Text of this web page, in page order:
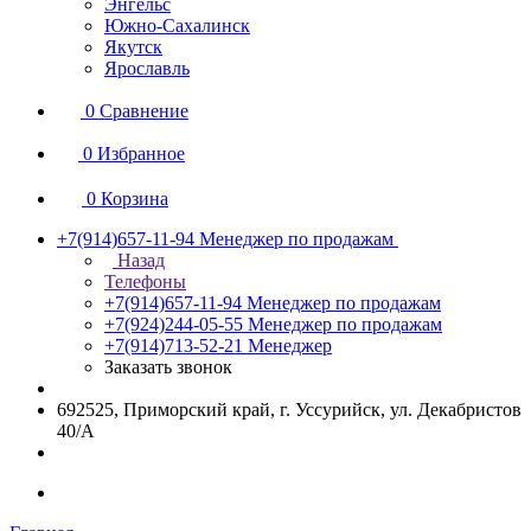
Энгельс
Южно-Сахалинск
Якутск
Ярославль
0 Сравнение
0 Избранное
0 Корзина
+7(914)657-11-94 Менеджер по продажам
Назад
Телефоны
+7(914)657-11-94 Менеджер по продажам
+7(924)244-05-55 Менеджер по продажам
+7(914)713-52-21 Менеджер
Заказать звонок
692525, Приморский край, г. Уссурийск, ул. Декабристов
40/А